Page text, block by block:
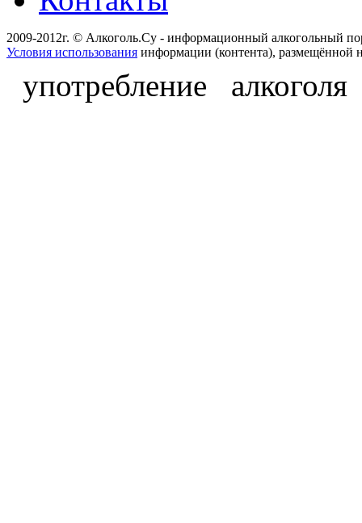
2009-2012г. © Алкоголь.Су - информационный алкогольный
Условия использования информации (контента), размещённой
употребление